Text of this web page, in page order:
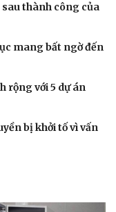
sau thành công của
mang bất ngờ đến
rộng với 5 dự án
bị khởi tố vì vấn